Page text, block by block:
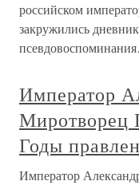
российском
закружились
Император
Миротворец
Годы
Император